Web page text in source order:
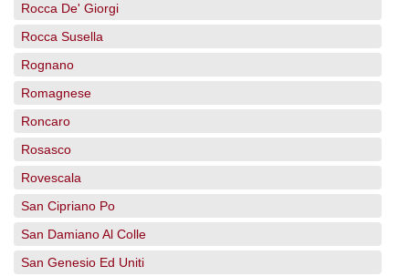
Rocca De' Giorgi
Rocca Susella
Rognano
Romagnese
Roncaro
Rosasco
Rovescala
San Cipriano Po
San Damiano Al Colle
San Genesio Ed Uniti